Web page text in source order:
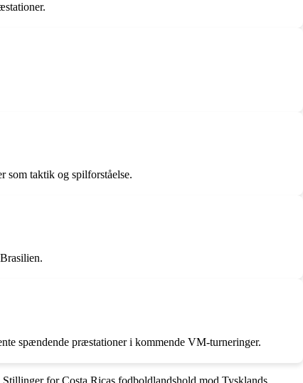
som taktik og spilforståelse.
spændende præstationer i kommende VM-turneringer.
Stillinger for Costa Ricas fodboldlandshold mod Tysklands